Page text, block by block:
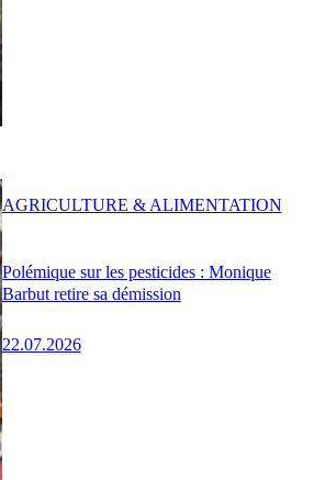
Polémique sur les pesticides : Monique
Barbut retire sa démission
22.07.2026
AGRICULTURE & ALIMENTATION